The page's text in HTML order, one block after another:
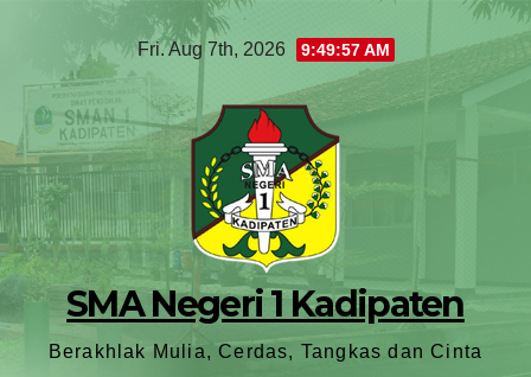
Fri. Aug 7th, 2026 9:49:59 AM
SMA Negeri 1 Kadipaten
Berakhlak Mulia, Cerdas, Tangkas dan Cinta